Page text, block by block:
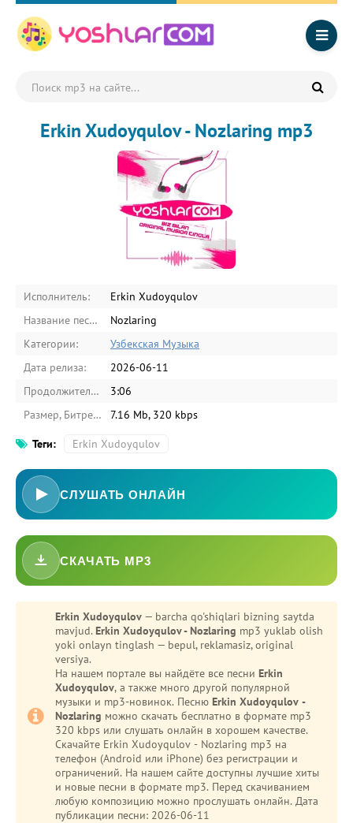
Erkin Xudoyqulov - Nozlaring mp3
Исполнитель:
Erkin Xudoyqulov
Название песни:
Nozlaring
Категории:
Узбекская Музыка
Дата релиза:
2026-06-11
Продолжительность:
3:06
Размер, Битрейт:
7.16 Mb, 320 kbps
Теги: Erkin Xudoyqulov
СЛУШАТЬ ОНЛАЙН
СКАЧАТЬ MP3
Erkin Xudoyqulov — barcha qo'shiqlari bizning saytda
mavjud. Erkin Xudoyqulov - Nozlaring mp3 yuklab olish
yoki onlayn tinglash — bepul, reklamasiz, original
versiya.
На нашем портале вы найдёте все песни Erkin
Xudoyqulov, а также много другой популярной
музыки и mp3-новинок. Песню Erkin Xudoyqulov -
Nozlaring можно скачать бесплатно в формате mp3
320 kbps или слушать онлайн в хорошем качестве.
Скачайте Erkin Xudoyqulov - Nozlaring mp3 на
телефон (Android или iPhone) без регистрации и
ограничений. На нашем сайте доступны лучшие хиты
и новые песни в формате mp3. Перед скачиванием
любую композицию можно прослушать онлайн. Дата
публикации песни: 2026-06-11